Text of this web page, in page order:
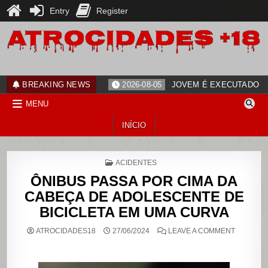
content
BREAKING NEWS 2026-08-05 JOVEM É EXECUTADO
MENU
INÍCIO
POSTED
ACIDENTES
ÔNIBUS PASSA POR CIMA DA
CABEÇA DE ADOLESCENTE DE
BICICLETA EM UMA CURVA
ATROCIDADES18 27/06/2024 LEAVE A COMMENTON
Entry Register